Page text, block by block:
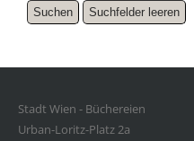
Stadt Wien - Büchereien
Urban-Loritz-Platz 2a